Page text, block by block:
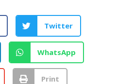
Twitter
WhatsApp
Print